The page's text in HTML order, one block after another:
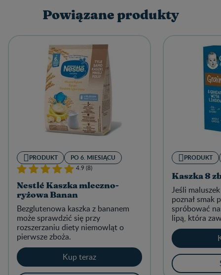
Powiązane produkty
PRODUKT PO 6. MIESIĄCU
4.9 (8)
Nestlé Kaszka mleczno-
ryżowa Banan
Bezglutenowa kaszka z bananem
może sprawdzić się przy
rozszerzaniu diety niemowląt o
pierwsze zboża.
Kup teraz
PRODUKT
Kaszka 8
Jeśli
poznał smak
spróbować
lipą, która